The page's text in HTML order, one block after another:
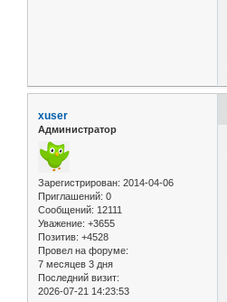
xuser
Администратор
Зарегистрирован: 2014-04-06
Приглашений: 0
Сообщений: 12111
Уважение: +3655
Позитив: +4528
Провел на форуме:
7 месяцев 3 дня
Последний визит:
2026-07-21 14:23:53